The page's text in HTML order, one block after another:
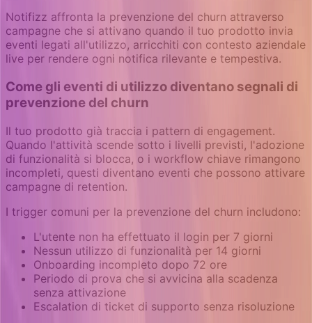
Notifizz affronta la prevenzione del churn attraverso
campagne che si attivano quando il tuo prodotto invia
eventi legati all'utilizzo, arricchiti con contesto aziendale
live per rendere ogni notifica rilevante e tempestiva.
Come gli eventi di utilizzo diventano segnali di
prevenzione del churn
Il tuo prodotto già traccia i pattern di engagement.
Quando l'attività scende sotto i livelli previsti, l'adozione
di funzionalità si blocca, o i workflow chiave rimangono
incompleti, questi diventano eventi che possono attivare
campagne di retention.
I trigger comuni per la prevenzione del churn includono:
L'utente non ha effettuato il login per 7 giorni
Nessun utilizzo di funzionalità per 14 giorni
Onboarding incompleto dopo 72 ore
Periodo di prova che si avvicina alla scadenza
senza attivazione
Escalation di ticket di supporto senza risoluzione